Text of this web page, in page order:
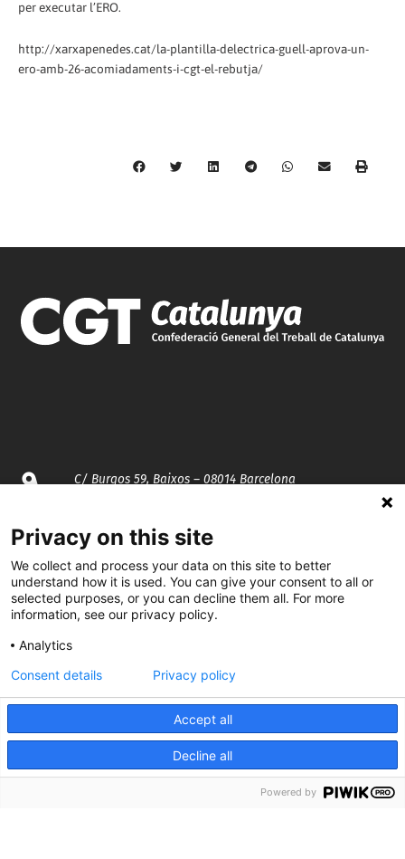
per executar l’ERO.
http://xarxapenedes.cat/la-plantilla-delectrica-guell-aprova-un-
ero-amb-26-acomiadaments-i-cgt-el-rebutja/
C/ Burgos 59, Baixos – 08014 Barcelona
spcgtcatalunya.cat
935 120 481
@CGTCatalunya
CGTCatalunya
Privacy on this site
We collect and process your data on this site to better
understand how it is used. You can give your consent to all or
selected purposes, or you can decline them all. For more
information, see our privacy policy.
Analytics
Accept all
Decline all
Consent details Privacy policy
Powered by